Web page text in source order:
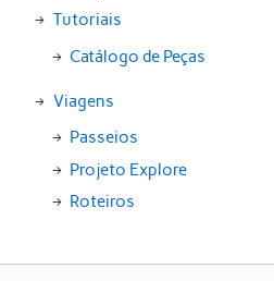
Tutoriais
Catálogo de Peças
Viagens
Passeios
Projeto Explore
Roteiros